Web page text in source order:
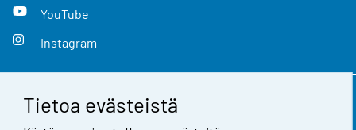
Tietoa evästeistä
YouTube
Instagram
Yhteystiedot